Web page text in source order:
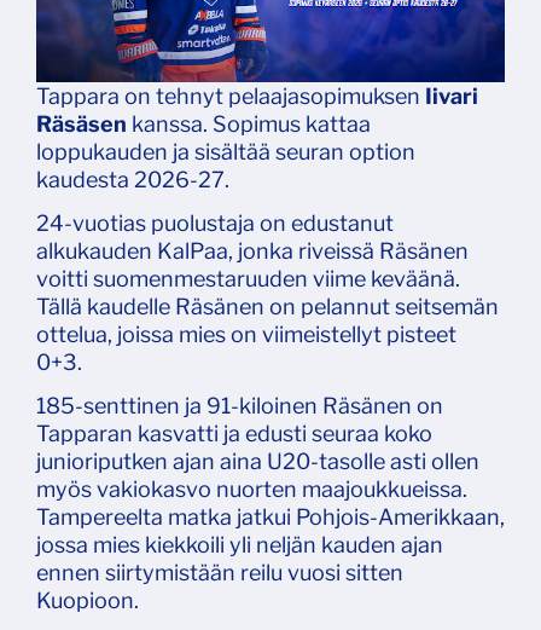
Tappara on tehnyt pelaajasopimuksen Iivari
Räsäsen kanssa. Sopimus kattaa
loppukauden ja sisältää seuran option
kaudesta 2026-27.
24-vuotias puolustaja on edustanut
alkukauden KalPaa, jonka riveissä Räsänen
voitti suomenmestaruuden viime keväänä.
Tällä kaudelle Räsänen on pelannut seitsemän
ottelua, joissa mies on viimeistellyt pisteet
0+3.
185-senttinen ja 91-kiloinen Räsänen on
Tapparan kasvatti ja edusti seuraa koko
junioriputken ajan aina U20-tasolle asti ollen
myös vakiokasvo nuorten maajoukkueissa.
Tampereelta matka jatkui Pohjois-Amerikkaan,
jossa mies kiekkoili yli neljän kauden ajan
ennen siirtymistään reilu vuosi sitten
Kuopioon.